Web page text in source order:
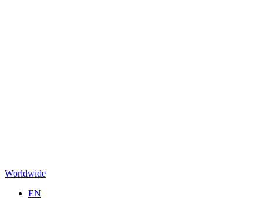
Worldwide
EN